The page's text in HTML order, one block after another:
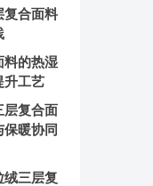
复合面料
料的热湿
升工艺
层复合面
暖协同
绒三层复